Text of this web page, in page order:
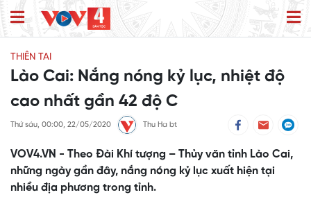
THIÊN TAI
Lào Cai: Nắng nóng kỷ lục, nhiệt độ
cao nhất gần 42 độ C
Thứ sáu, 00:00, 22/05/2020 Thu Ha bt
VOV4.VN - Theo Đài Khí tượng – Thủy văn tỉnh Lào Cai,
những ngày gần đây, nắng nóng kỷ lục xuất hiện tại
nhiều địa phương trong tỉnh.